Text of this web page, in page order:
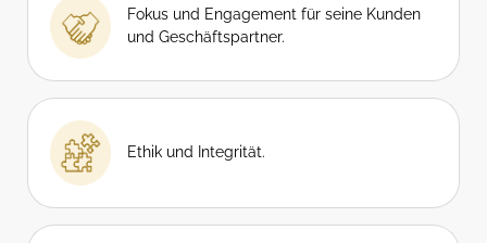
Fokus und Engagement für seine Kunden
und Geschäftspartner.
Ethik und Integrität.